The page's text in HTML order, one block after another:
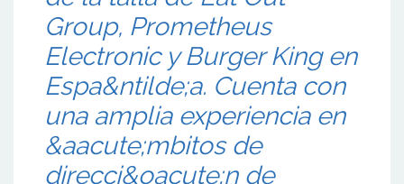
Group, Prometheus
Electronic y Burger King en
Espa&ntilde;a. Cuenta con
una amplia experiencia en
&aacute;mbitos de
direcci&oacute;n de